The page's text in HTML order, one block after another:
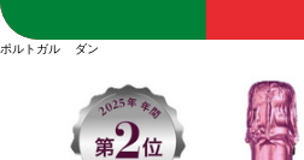
ポルトガル ダン